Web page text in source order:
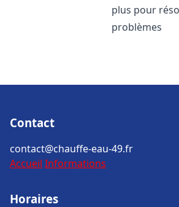
plus pour
problèmes
Contact
contact@chauffe-eau-49.fr
Accueil Informations
Horaires